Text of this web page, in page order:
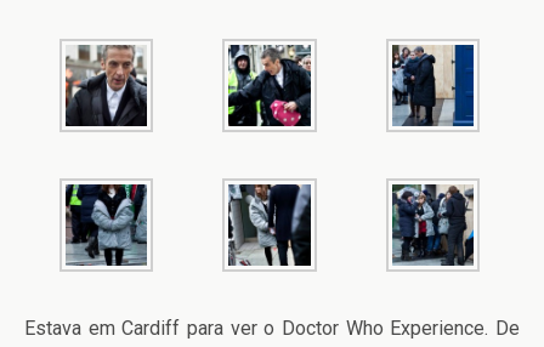
Estava em Cardiff para ver o Doctor Who Experience. De